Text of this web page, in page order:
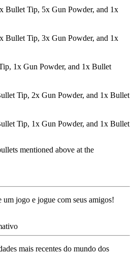
Bullet Tip, 5x Gun Powder, and 1x
Bullet Tip, 3x Gun Powder, and 1x
1x Gun Powder, and 1x Bullet
Tip, 2x Gun Powder, and 1x Bullet
Tip, 1x Gun Powder, and 1x Bullet
mentioned above at the
jogo e jogue com seus amigos!
mais recentes do mundo dos